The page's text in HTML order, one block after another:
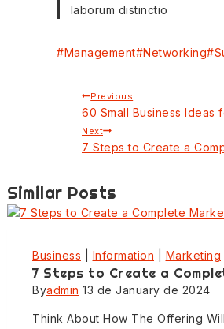
laborum distinctio
#Management#Networking#
Previous
60 Small Business Ideas
Next
7 Steps to Create a
Similar Posts
Business Information Marketing
7 Steps to Create a
Byadmin 13 de January de 2024
Think About How The Offering